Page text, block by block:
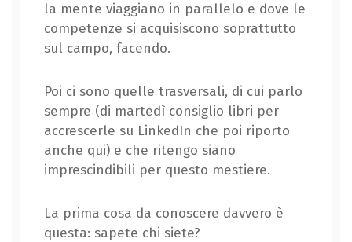
la mente viaggiano in parallelo e dove le
competenze si acquisiscono soprattutto
sul campo, facendo.
Poi ci sono quelle trasversali, di cui parlo
sempre (di martedì consiglio libri per
accrescerle su LinkedIn che poi riporto
anche qui) e che ritengo siano
imprescindibili per questo mestiere.
La prima cosa da conoscere davvero è
questa: sapete chi siete?